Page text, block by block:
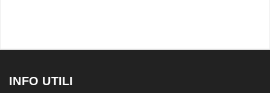
INFO UTILI